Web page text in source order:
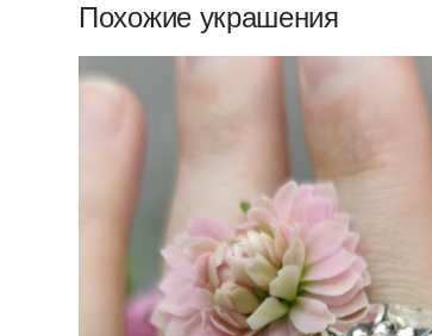
Похожие украшения